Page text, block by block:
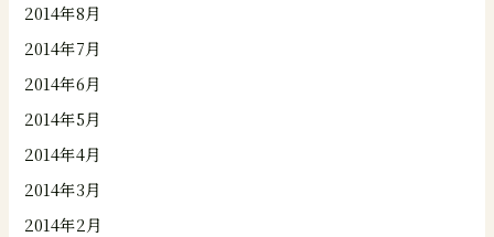
2014年8月
2014年7月
2014年6月
2014年5月
2014年4月
2014年3月
2014年2月